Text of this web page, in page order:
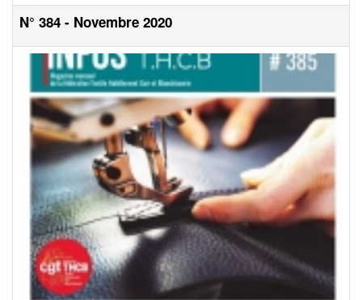
N° 384 - Novembre 2020